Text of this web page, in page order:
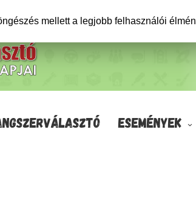
ESEMÉNYEK
mellett a legjobb felhasználói